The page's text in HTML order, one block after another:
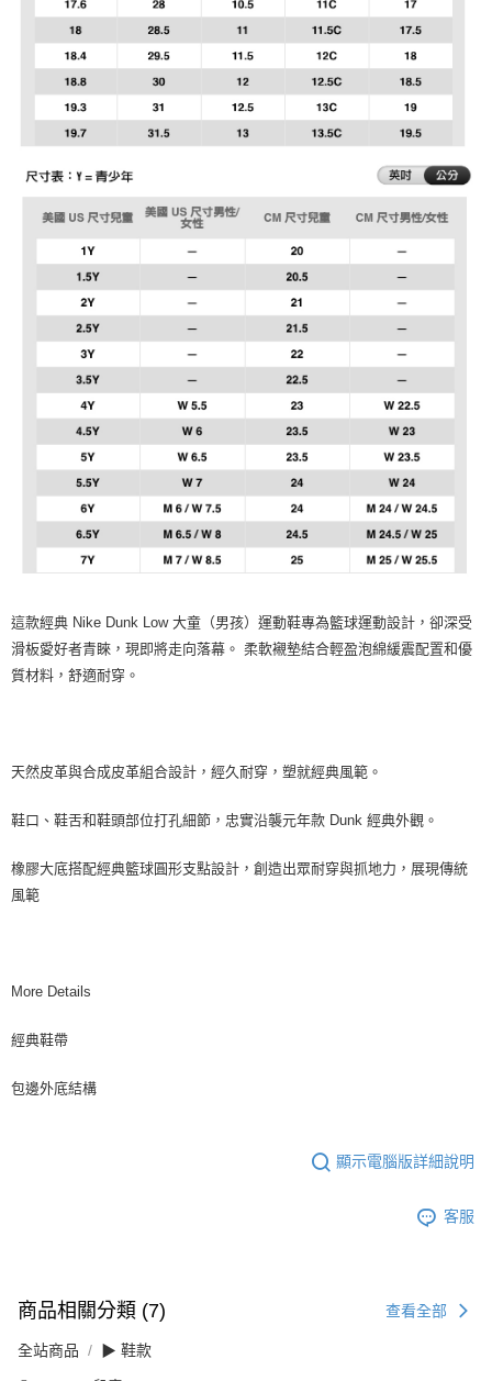
這款經典 Nike Dunk Low 大童（男孩）運動鞋專為籃球運動設計，卻深受
滑板愛好者青睞，現即將走向落幕。 柔軟襯墊結合輕盈泡綿緩震配置和優
質材料，舒適耐穿。
天然皮革與合成皮革組合設計，經久耐穿，塑就經典風範。
鞋口、鞋舌和鞋頭部位打孔細節，忠實沿襲元年款 Dunk 經典外觀。
橡膠大底搭配經典籃球圓形支點設計，創造出眾耐穿與抓地力，展現傳統
風範
More Details
經典鞋帶
包邊外底結構
顯示電腦版詳細說明
客服
商品相關分類 (7) 查看全部
全站商品 ▶ 鞋款